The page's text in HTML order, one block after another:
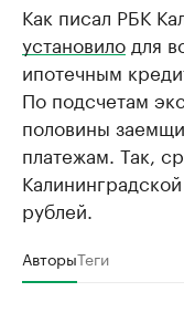
Как писал РБК
установило для
ипотечным
По подсчетам
половины
платежам. Так,
рублей.
АвторыТеги